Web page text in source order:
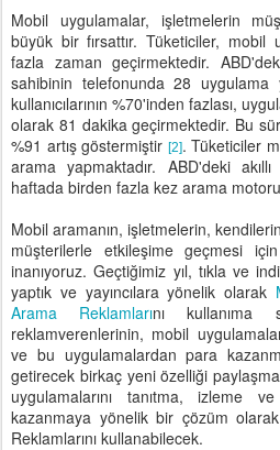
Mobil uygulamalar, işletmelerin
büyük bir fırsattır. Tüketiciler,
fazla zaman geçirmektedir.
sahibinin telefonunda 28 uygulama
kullanıcılarının %70'inden fazlası,
olarak 81 dakika geçirmektedir. Bu
%91 artış göstermiştir [2]. Tüketiciler
arama yapmaktadır. ABD'deki
haftada birden fazla kez arama
Mobil aramanın, işletmelerin,
müşterilerle etkileşime geçmesi
inanıyoruz. Geçtiğimiz yıl, tıkla ve
yaptık ve yayıncılara yönelik olarak
Arama Reklamlarını kullanıma
reklamverenlerinin, mobil
ve bu uygulamalardan para
getirecek birkaç yeni özelliği
uygulamalarını tanıtma, izleme
kazanmaya yönelik bir çözüm
Reklamlarını kullanabilecek.